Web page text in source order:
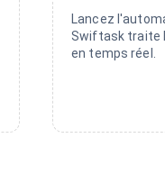
Lancez
Swiftask traite
en temps réel.